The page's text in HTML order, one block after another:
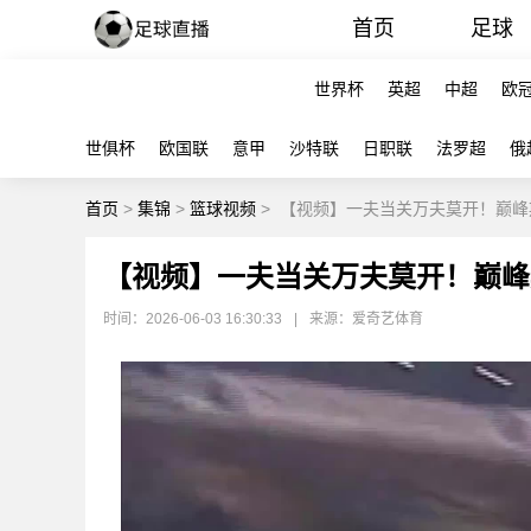
首页 足球
世界杯 英超 中超 欧
世俱杯 欧国联 意甲 沙特联 日职联 法罗超 俄
首页 > 集锦 > 篮球视频 > 【视频】一夫当关万夫莫开！巅
【视频】一夫当关万夫莫开！巅
时间：2026-06-03 16:30:33 来源：爱奇艺体育